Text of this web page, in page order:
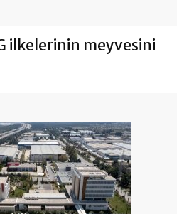
ilkelerinin meyvesini